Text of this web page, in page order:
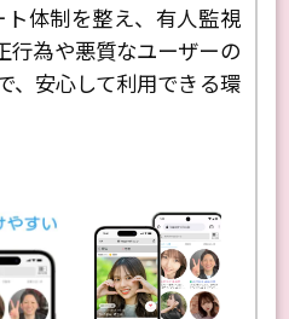
体制を整え、有人監視
行為や悪質なユーザーの
、安心して利用できる環